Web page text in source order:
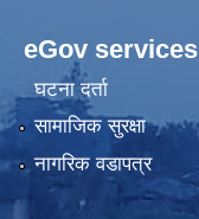
eGov services
घटना दर्ता
सामाजिक सुरक्षा
नागरिक वडापत्र